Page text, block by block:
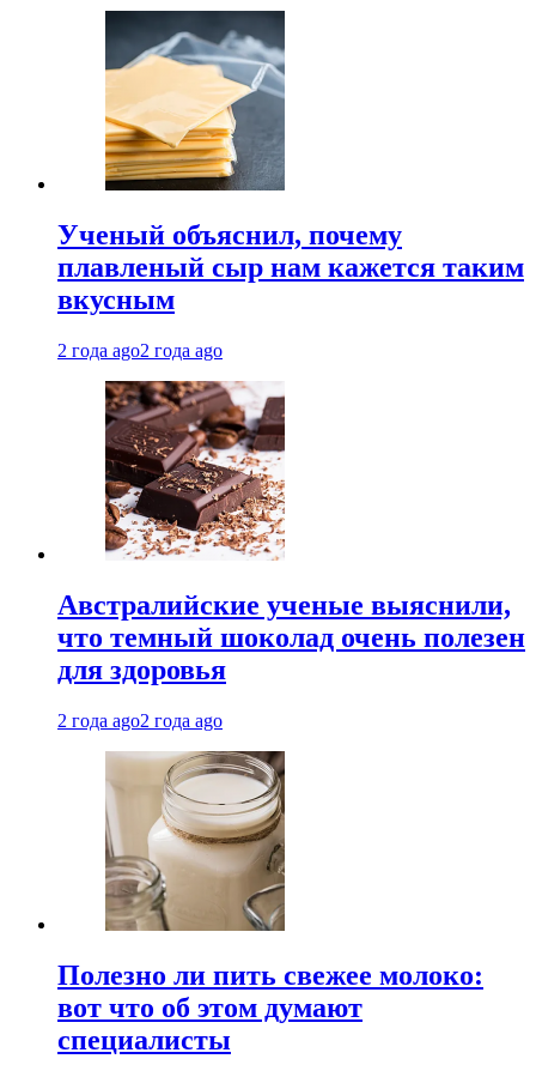
Ученый объяснил, почему
плавленый сыр нам кажется таким
вкусным
2 года ago2 года ago
Австралийские ученые выяснили,
что темный шоколад очень полезен
для здоровья
2 года ago2 года ago
Полезно ли пить свежее молоко:
вот что об этом думают
специалисты